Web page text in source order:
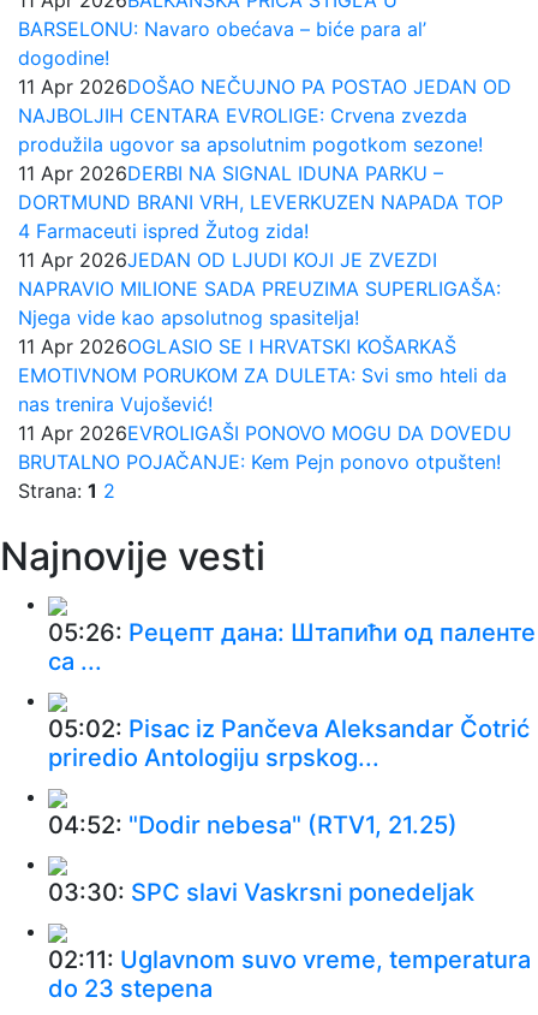
BARSELONU: Navaro obećava – biće para al’
dogodine!
11 Apr 2026DOŠAO NEČUJNO PA POSTAO JEDAN OD
NAJBOLJIH CENTARA EVROLIGE: Crvena zvezda
produžila ugovor sa apsolutnim pogotkom sezone!
11 Apr 2026DERBI NA SIGNAL IDUNA PARKU –
DORTMUND BRANI VRH, LEVERKUZEN NAPADA TOP
4 Farmaceuti ispred Žutog zida!
11 Apr 2026JEDAN OD LJUDI KOJI JE ZVEZDI
NAPRAVIO MILIONE SADA PREUZIMA SUPERLIGAŠA:
Njega vide kao apsolutnog spasitelja!
11 Apr 2026OGLASIO SE I HRVATSKI KOŠARKAŠ
EMOTIVNOM PORUKOM ZA DULETA: Svi smo hteli da
nas trenira Vujošević!
11 Apr 2026EVROLIGAŠI PONOVO MOGU DA DOVEDU
BRUTALNO POJAČANJE: Kem Pejn ponovo otpušten!
Strana: 1 2
Najnovije vesti
05:26: Рецепт дана: Штапићи од паленте
са ...
05:02: Pisac iz Pančeva Aleksandar Čotrić
priredio Antologiju srpskog...
04:52: "Dodir nebesa" (RTV1, 21.25)
03:30: SPC slavi Vaskrsni ponedeljak
02:11: Uglavnom suvo vreme, temperatura
do 23 stepena